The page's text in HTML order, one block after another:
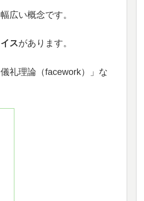
広い概念です。
スがあります。
礼理論（facework）」な